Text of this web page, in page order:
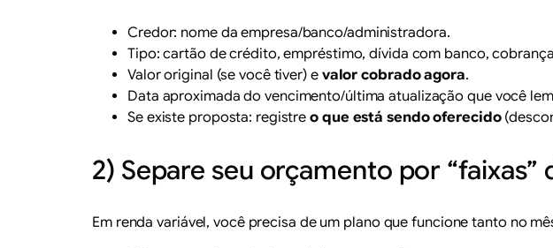
Credor: nome da empresa/banco/administradora.
Tipo: cartão de crédito, empréstimo, dívida com banco,
Valor original (se você tiver) e valor cobrado agora.
Data aproximada do vencimento/última atualização que você
Se existe proposta: registreo que está sendo oferecido
2) Separe seu orçamento por “faixas”
Em renda variável, você precisa de um plano que funcione tanto no